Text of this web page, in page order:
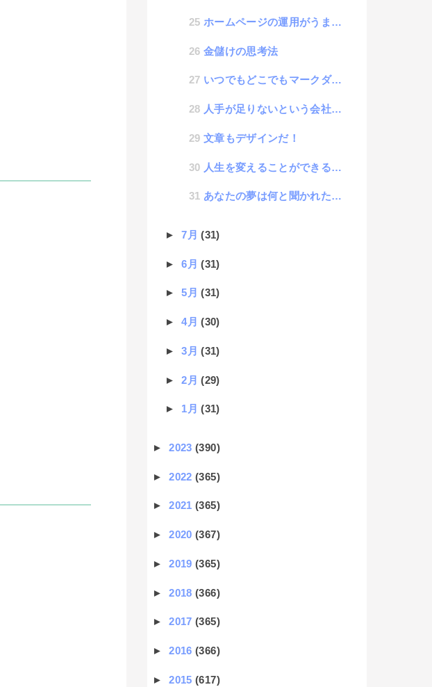
ホームページの運用がうまくできない会社が多い話
金儲けの思考法
いつでもどこでもマークダウンのススメ
人手が足りないという会社は思考が足りない
文章もデザインだ！
人生を変えることができる思考法「考えることを考える」
あなたの夢は何と聞かれたらどう答える？
►7月(31)
►6月(31)
►5月(31)
►4月(30)
►3月(31)
►2月(29)
► 1月(31)
►2023(390)
►2022(365)
►2021(365)
►2020(367)
►2019(365)
►2018(366)
►2017(365)
►2016(366)
►2015(617)